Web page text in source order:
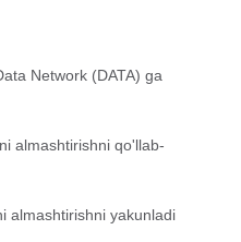
Network (DATA) ga
almashtirishni qo'llab-
almashtirishni yakunladi